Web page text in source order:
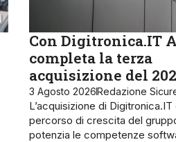
Con Digitronica.IT
completa la terza
acquisizione del
3 Agosto 2026Redazione
L’acquisizione di
percorso di crescita del
potenzia le competenze